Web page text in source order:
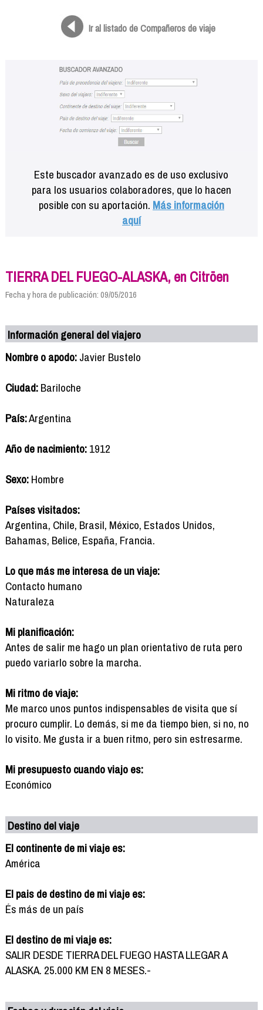
Ir al listado de Compañeros de viaje
Este buscador avanzado es de uso exclusivo
para los usuarios colaboradores, que lo hacen
posible con su aportación. Más información
aquí
TIERRA DEL FUEGO-ALASKA, en Citröen
Fecha y hora de publicación: 09/05/2016
Información general del viajero
Nombre o apodo:Javier Bustelo
Ciudad:Bariloche
País:Argentina
Año de nacimiento:1912
Sexo:Hombre
Países visitados:
Argentina, Chile, Brasil, México, Estados Unidos,
Bahamas, Belice, España, Francia.
Lo que más me interesa de un viaje:
Contacto humano
Naturaleza
Mi planificación:
Antes de salir me hago un plan orientativo de ruta pero
puedo variarlo sobre la marcha.
Mi ritmo de viaje:
Me marco unos puntos indispensables de visita que sí
procuro cumplir. Lo demás, si me da tiempo bien, si no, no
lo visito. Me gusta ir a buen ritmo, pero sin estresarme.
Mi presupuesto cuando viajo es:
Económico
Destino del viaje
El continente de mi viaje es:
América
El pais de destino de mi viaje es:
És más de un país
El destino de mi viaje es:
SALIR DESDE TIERRA DEL FUEGO HASTA LLEGAR A
ALASKA. 25.000 KM EN 8 MESES.-